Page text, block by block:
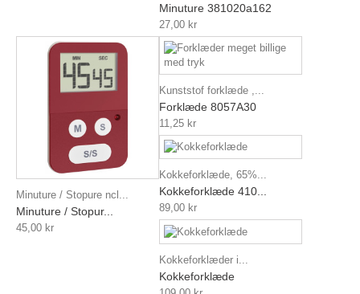
Minuture 381020a162
27,00 kr
Minuture / Stopure ncl...
Minuture / Stopur...
45,00 kr
Kunststof forklæde ,...
Forklæde 8057A30
11,25 kr
Kokkeforklæde, 65%...
Kokkeforklæde 410...
89,00 kr
Kokkeforklæder i...
Kokkeforklæde